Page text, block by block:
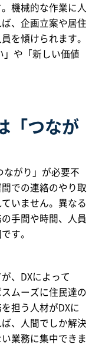
機械的な作業に人
、企画立案や居住
を傾けられます。
」や「新しい価値
「つなが
ながり」が必要不
での連絡のやり取
いません。異なる
手間や時間、人員
す。
、DXによって
ムーズに住民達の
担う人材がDXに
、人間でしか解決
業務に集中できま